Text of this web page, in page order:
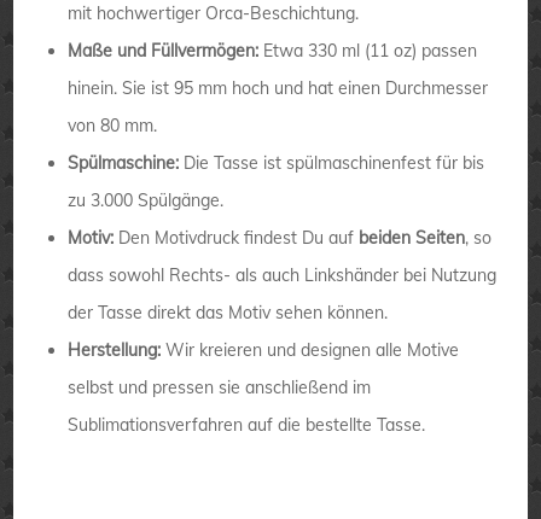
mit hochwertiger Orca-Beschichtung.
Maße und Füllvermögen: Etwa 330 ml (11 oz) passen
hinein. Sie ist 95 mm hoch und hat einen Durchmesser
von 80 mm.
Spülmaschine: Die Tasse ist spülmaschinenfest für bis
zu 3.000 Spülgänge.
Motiv: Den Motivdruck findest Du auf beiden Seiten, so
dass sowohl Rechts- als auch Linkshänder bei Nutzung
der Tasse direkt das Motiv sehen können.
Herstellung:Wir kreieren und designen alle Motive
selbst und pressen sie anschließend im
Sublimationsverfahren auf die bestellte Tasse.